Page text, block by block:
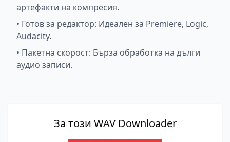
артефакти на компресия.
• Готов за редактор: Идеален за Premiere, Logic,
Audacity.
• Пакетна скорост: Бърза обработка на дълги
аудио записи.
За този WAV Downloader